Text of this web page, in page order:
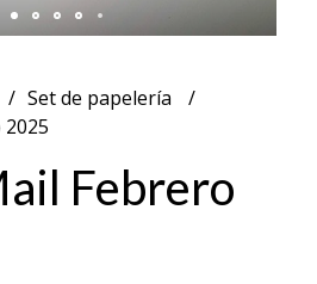
Set de papelería
Febrero